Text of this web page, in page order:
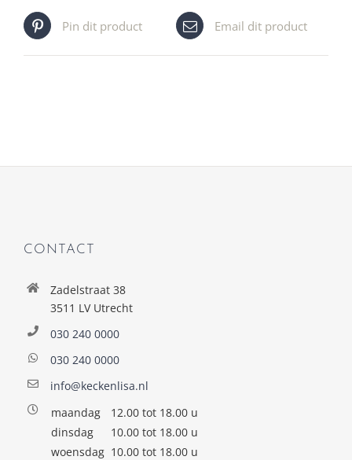
Pin dit product Email dit product
CONTACT
Zadelstraat 38
3511 LV Utrecht
030 240 0000
030 240 0000
info@keckenlisa.nl
maandag
12.00 tot 18.00 u
dinsdag
10.00 tot 18.00 u
woensdag 10.00 tot 18.00 u